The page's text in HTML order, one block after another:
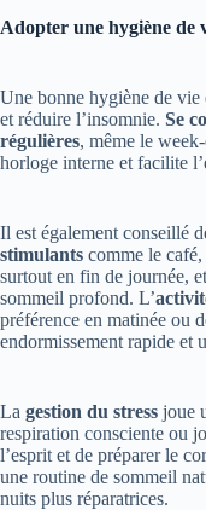
Adopter une hygiène de
Une bonne hygiène de vie
et réduire l’insomnie. Se
régulières, même le
horloge interne et facilite
Il est également conseillé
stimulants comme le
surtout en fin de journée,
sommeil profond. L’
préférence en matinée ou
endormissement rapide et
La gestion du stress joue
respiration consciente ou
l’esprit et de préparer le
une routine de sommeil
nuits plus réparatrices.